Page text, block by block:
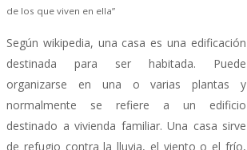
de los que viven en ella”
Según wikipedia, una casa es una edificación
destinada para ser habitada. Puede
organizarse en una o varias plantas y
normalmente se refiere a un edificio
destinado a vivienda familiar. Una casa sirve
de refugio contra la lluvia, el viento o el frío,